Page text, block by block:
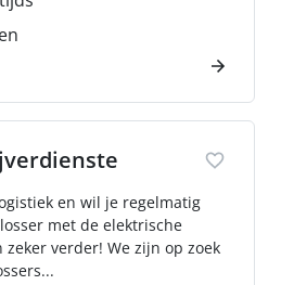
en wil je regelmatig
met de elektrische
zeker verder! We zijn op zoek